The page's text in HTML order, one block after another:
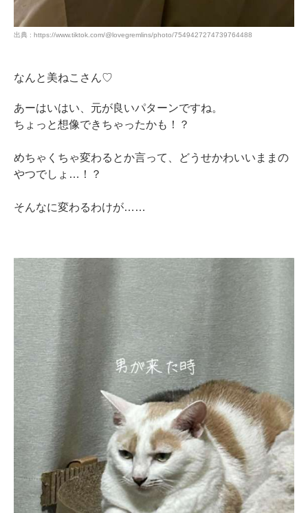
出典 : https://www.tiktok.com/@lovegremlins/photo/7549427274739764488
なんと美ねこさん♡
あーはいはい、元が良いパターンですね。
ちょっと想像できちゃったかも！？
めちゃくちゃ変わるとか言って、どうせかわいいままの
やつでしょ…！？
そんなに変わるわけが……